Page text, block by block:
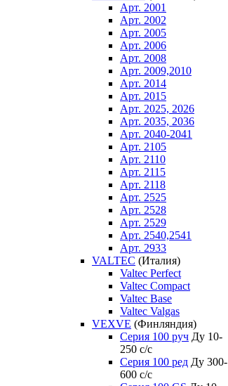
Арт. 2001
Арт. 2002
Арт. 2005
Арт. 2006
Арт. 2008
Арт. 2009,2010
Арт. 2014
Арт. 2015
Арт. 2025, 2026
Арт. 2035, 2036
Арт. 2040-2041
Арт. 2105
Арт. 2110
Арт. 2115
Арт. 2118
Арт. 2525
Арт. 2528
Арт. 2529
Арт. 2540,2541
Арт. 2933
VALTEC (Италия)
Valtec Perfect
Valtec Compact
Valtec Base
Valtec Valgas
VEXVE (Финляндия)
Серия 100 руч Ду 10-
250 c/c
Серия 100 ред Ду 300-
600 c/c